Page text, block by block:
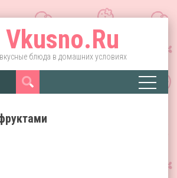
Vkusno.Ru
блюда в домашних условиях